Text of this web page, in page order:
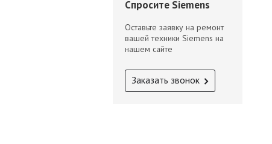
Спросите Siemens
Оставьте заявку на ремонт
вашей техники Siemens на
нашем сайте
Заказать звонок